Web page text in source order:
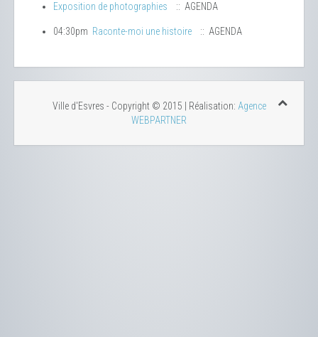
Exposition de photographies
:: AGENDA
04:30pm Raconte-moi une histoire :: AGENDA
Ville d'Esvres - Copyright © 2015 | Réalisation: Agence
WEBPARTNER